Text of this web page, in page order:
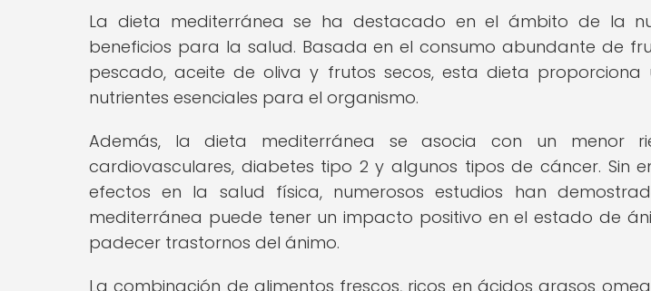
La dieta mediterránea se ha destacado en el ámbito de la
beneficios para la salud. Basada en el consumo abundante de
pescado, aceite de oliva y frutos secos, esta dieta
nutrientes esenciales para el organismo.
Además, la dieta mediterránea se asocia con un menor
cardiovasculares, diabetes tipo 2 y algunos tipos de cáncer. Sin
efectos en la salud física, numerosos estudios han
mediterránea puede tener un impacto positivo en el estado de
padecer trastornos del ánimo.
La combinación de alimentos frescos, ricos en ácidos grasos